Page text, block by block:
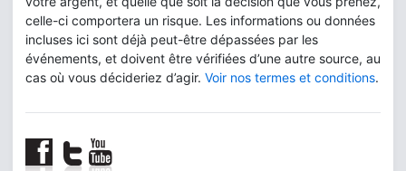
celle-ci comportera un risque. Les informations ou données
incluses ici sont déjà peut-être dépassées par les
événements, et doivent être vérifiées d’une autre source, au
cas où vous décideriez d’agir. Voir nos termes et conditions.